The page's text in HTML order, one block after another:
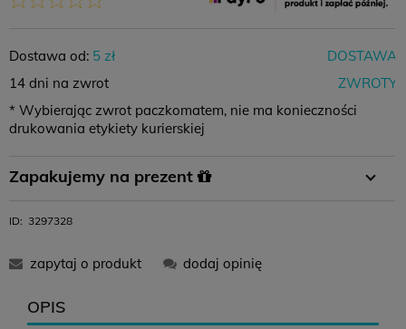
Dostawa od: 5 zł
DOSTAWA
14 dni na zwrot
ZWROTY
* Wybierając zwrot paczkomatem, nie ma konieczności
drukowania etykiety kurierskiej
Płatność za
Zapakujemy na prezent
ID: 3297328
zapytaj o produkt dodaj opinię
OPIS